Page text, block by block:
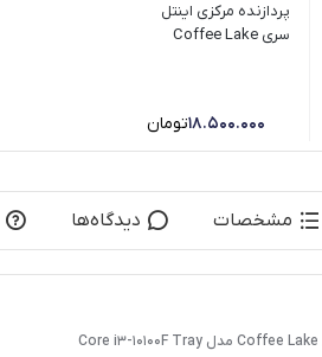
پردازنده مرکزی اینتل
سری Coffee Lake
18.500.000تومان
مشخصات دیدگاه‌ها